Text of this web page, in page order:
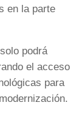
en la parte
podrá
el acceso
para